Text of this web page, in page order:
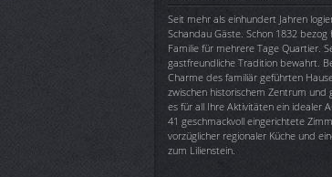
Seit mehr als einhundert Jahren
Schandau Gäste. Schon 1832 bezog
Familie für mehrere Tage Quartier.
gastfreundliche Tradition bewahrt.
Charme des familiär geführten
zwischen historischem Zentrum
es für all Ihre Aktivitäten ein idealer
41 geschmackvoll eingerichtete
vorzüglicher regionaler Küche und
zum Lilienstein.